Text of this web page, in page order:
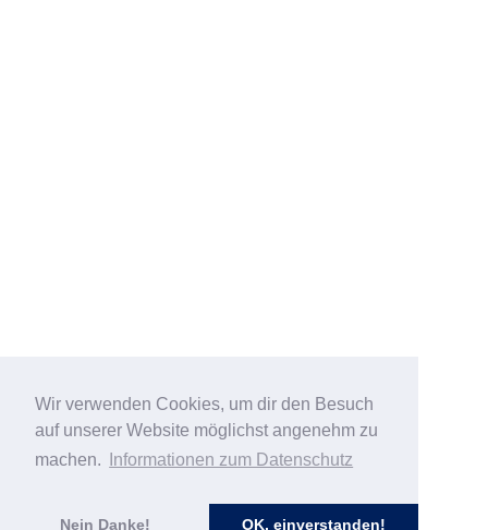
Wir verwenden Cookies, um dir den Besuch
auf unserer Website möglichst angenehm zu
machen.
Informationen zum Datenschutz
Nein Danke! OK, einverstanden!